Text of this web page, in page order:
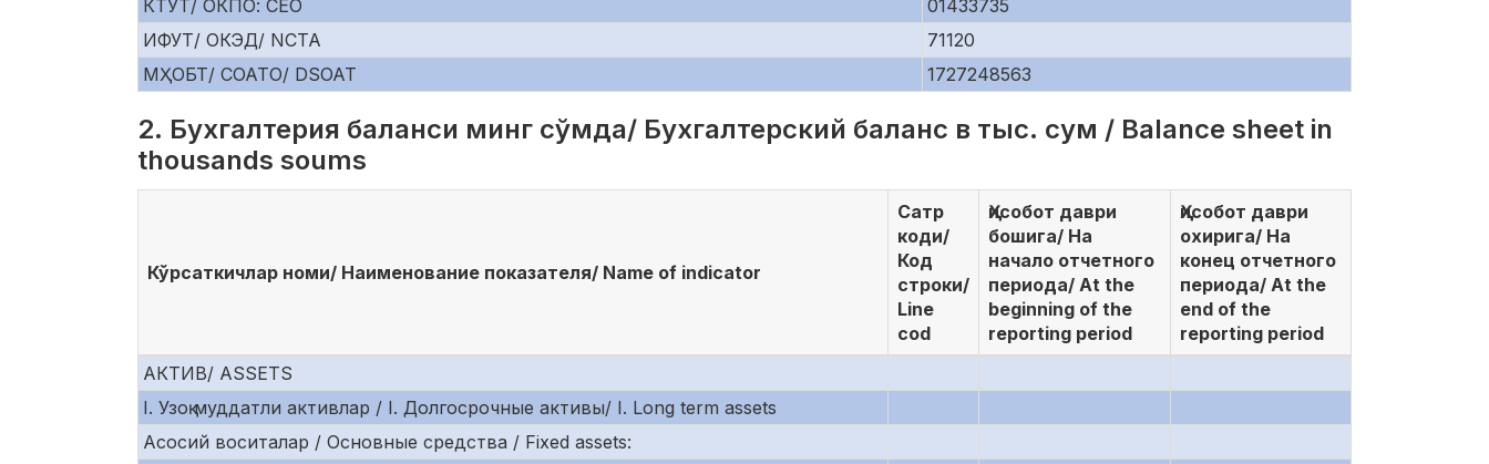
КТУТ/ ОКПО: CEO
01433735
ИФУТ/ ОКЭД/ NCTA
71120
МҲОБТ/ СОАТО/ DSOAT
1727248563
2. Бухгалтерия баланси минг сўмда/ Бухгалтерский баланс в тыс. сум / Balance sheet in
thousands soums
Кўрсаткичлар номи/ Наименование показателя/ Name of indicator
Сатр
коди/
Код
строки/
Line
cod
Ҳисобот даври
бошига/ На
начало отчетного
периода/ At the
beginning of the
reporting period
Ҳисобот даври
охирига/ На
конец отчетного
периода/ At the
end of the
reporting period
АКТИВ/ ASSETS
I. Узоқ муддатли активлар / I. Долгосрочные активы/ I. Long term assets
Асосий воситалар / Основные средства / Fixed assets: